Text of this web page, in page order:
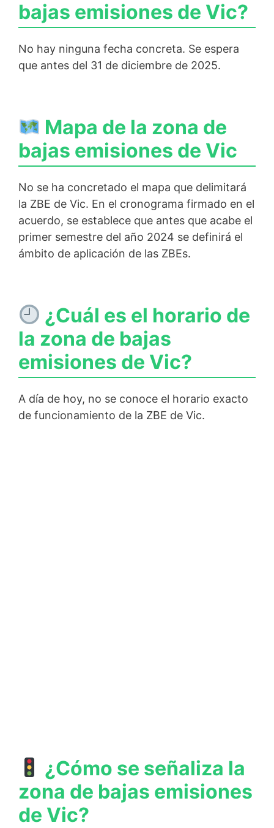
bajas emisiones de Vic?
No hay ninguna fecha concreta. Se espera
que antes del 31 de diciembre de 2025.
Mapa de la zona de
bajas emisiones de Vic
No se ha concretado el mapa que delimitará
la ZBE de Vic. En el cronograma firmado en el
acuerdo, se establece que antes que acabe el
primer semestre del año 2024 se definirá el
ámbito de aplicación de las ZBEs.
¿Cuál es el horario de
la zona de bajas
emisiones de Vic?
A día de hoy, no se conoce el horario exacto
de funcionamiento de la ZBE de Vic.
¿Cómo se señaliza la
zona de bajas emisiones
de Vic?